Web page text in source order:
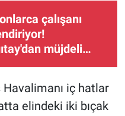
çalışanı
müjdeli
iç hatlar
elindeki iki bıçak